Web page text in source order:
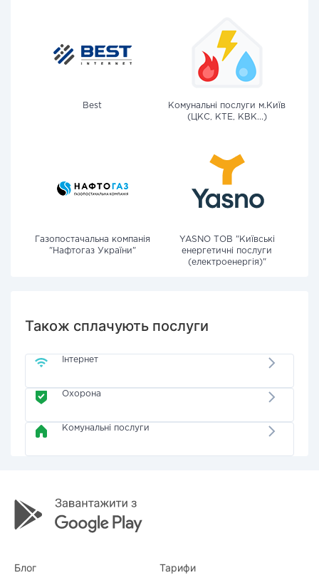
Best
Комунальні послуги м.Київ
(ЦКС, КТЕ, КВК...)
Газопостачальна компанія
"Нафтогаз України"
YASNO ТОВ "Київські
енергетичні послуги
(електроенергія)"
Також сплачують послуги
Інтернет
Охорона
Комунальні послуги
Блог Тарифи